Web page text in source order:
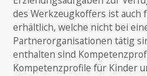
des Werkzeugkoffers ist auch
erhältlich, welche nicht bei
Partnerorganisationen tätig
enthalten sind
Kompetenzprofile für Kinder